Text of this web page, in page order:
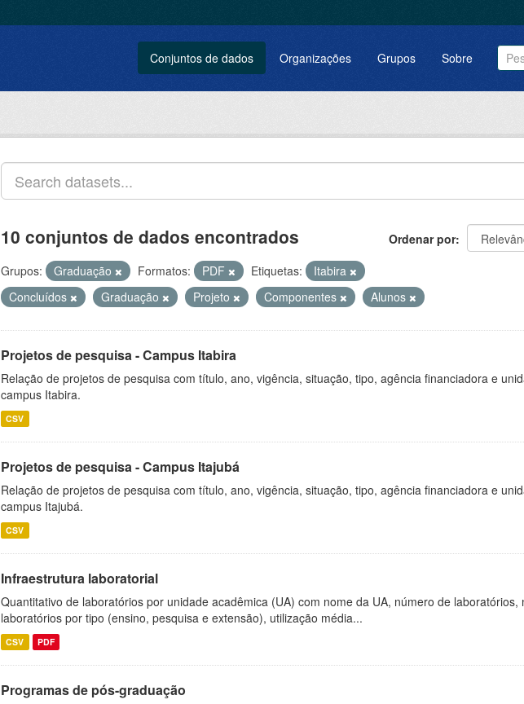
Conjuntos de dados Organizações Grupos Sobre
Ordenar por
10 conjuntos de dados encontrados
Grupos: Graduação Formatos: PDF Etiquetas:
Itabira
Concluídos
Graduação Projeto Componentes Alunos
Projetos de pesquisa - Campus Itabira
Relação de projetos de pesquisa com título, ano, vigência, situação, tipo, agência financiadora e
campus Itabira.
CSV
Projetos de pesquisa - Campus Itajubá
Relação de projetos de pesquisa com título, ano, vigência, situação, tipo, agência financiadora e
campus Itajubá.
CSV
Infraestrutura laboratorial
Quantitativo de laboratórios por unidade acadêmica (UA) com nome da UA, número de laboratórios,
laboratórios por tipo (ensino, pesquisa e extensão), utilização média...
CSV PDF
Programas de pós-graduação